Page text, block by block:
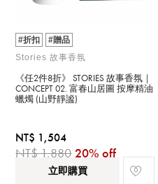
#折扣
#贈品
Stories 故事香氛
《任2件8折》 STORIES 故事香氛｜
CONCEPT 02. 富春山居圖 按摩精油
蠟燭 (山野靜謐)
NT$ 1,504
NT$ 1,880 20% off
立即購買